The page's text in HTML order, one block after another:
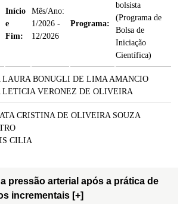
Início
e
Fim:
Mês/Ano:
1/2026 -
12/2026
Programa:
bolsista
(Programa de
Bolsa de
Iniciação
Científica)
LAURA BONUGLI DE LIMA AMANCIO
LETICIA VERONEZ DE OLIVEIRA
CRISTINA DE OLIVEIRA SOUZA
CILIA
pressão arterial após a prática de
incrementais [+]